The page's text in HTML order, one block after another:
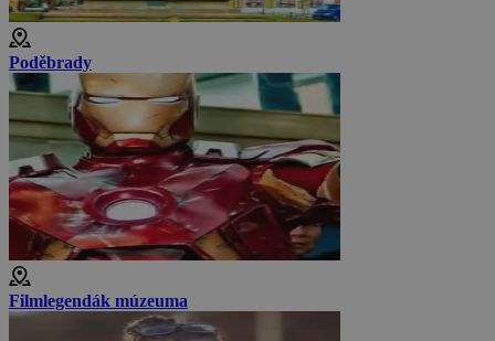
Poděbrady
Filmlegendák múzeuma